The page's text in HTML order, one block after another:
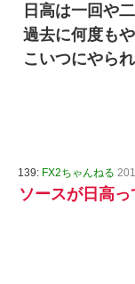
日高は一回や
過去に何度も
こいつにやら
139: FX2ちゃんねる
ソースが日高